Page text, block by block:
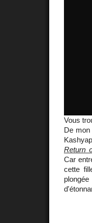
Vous
De
Return
Car
cette